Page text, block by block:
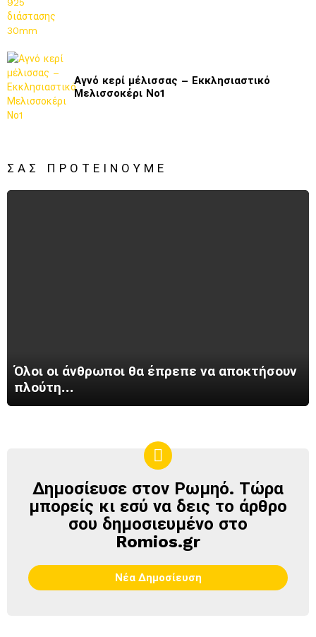
Αγνό κερί μέλισσας – Εκκλησιαστικό
Μελισσοκέρι Νο1
ΣΑΣ ΠΡΟΤΕΊΝΟΥΜΕ
Όλοι οι άνθρωποι θα έπρεπε να αποκτήσουν
πλούτη…
ΔΗΜΟΣΊΕΥΣΕ
ΣΤΟΝ
ΡΩΜΗΌ
Δημοσίευσε στον Ρωμηό. Τώρα
μπορείς κι εσύ να δεις το άρθρο
σου δημοσιευμένο στο
Romios.gr
Νέα Δημοσίευση